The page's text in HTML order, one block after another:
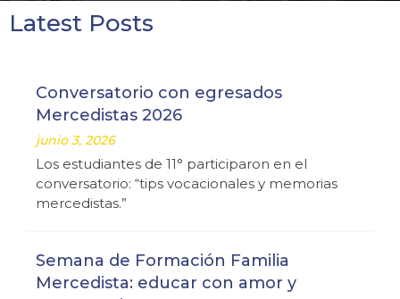
Latest Posts
Conversatorio con egresados
Mercedistas 2026
junio 3, 2026
Los estudiantes de 11° participaron en el
conversatorio: “tips vocacionales y memorias
mercedistas.”
Semana de Formación Familia
Mercedista: educar con amor y